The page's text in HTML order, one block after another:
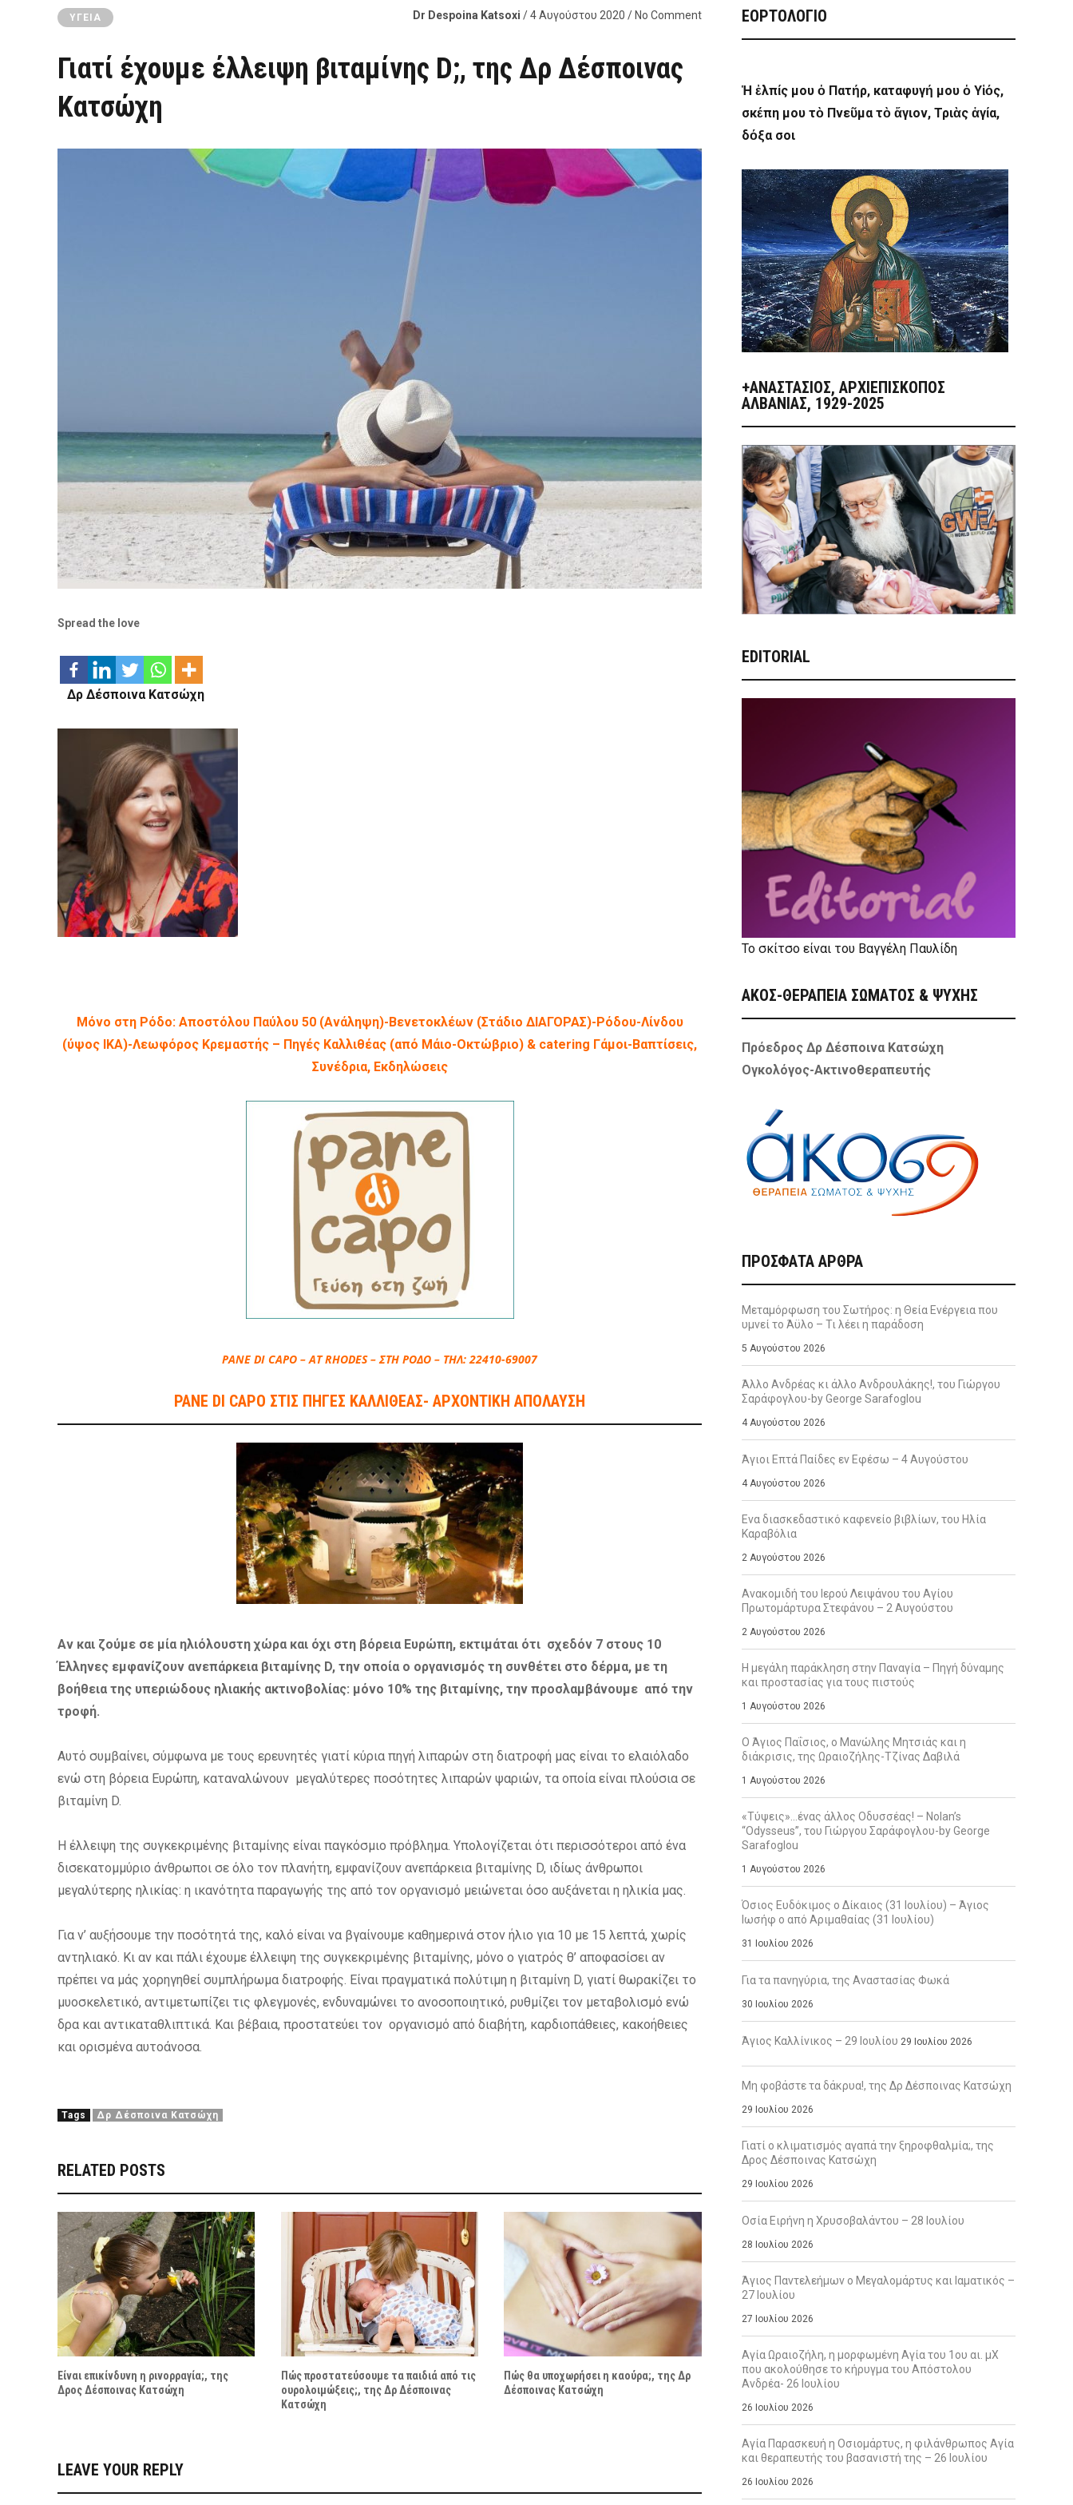
ΥΓΕΊΑ Dr Despoina Katsoxi / 4 Αυγούστου 2020 / No Comment
Γιατί έχουμε έλλειψη βιταμίνης D;, της Δρ Δέσποινας
Κατσώχη
Spread the love
Δρ Δέσποινα Κατσώχη
Μόνο στη Ρόδο: Αποστόλου Παύλου 50 (Ανάληψη)-Βενετοκλέων (Στάδιο ΔΙΑΓΟΡΑΣ)-Ρόδου-Λίνδου
(ύψος ΙΚΑ)-Λεωφόρος Κρεμαστής – Πηγές Καλλιθέας (από Μάιο-Οκτώβριο) & catering Γάμοι-Βαπτίσεις,
Συνέδρια, Εκδηλώσεις
PANE DI CAPO – AT RHODES – ΣΤΗ ΡΟΔΟ – ΤΗΛ: 22410-69007
PANE DI CAPO ΣΤΙΣ ΠΗΓΕΣ ΚΑΛΛΙΘΕΑΣ- ΑΡΧΟΝΤΙΚΗ ΑΠΟΛΑΥΣΗ
Αν και ζούμε σε μία ηλιόλουστη χώρα και όχι στη βόρεια Ευρώπη, εκτιμάται ότι σχεδόν 7 στους 10
Έλληνες εμφανίζουν ανεπάρκεια βιταμίνης D, την οποία ο οργανισμός τη συνθέτει στο δέρμα, με τη
βοήθεια της υπεριώδους ηλιακής ακτινοβολίας: μόνο 10% της βιταμίνης, την προσλαμβάνουμε από την
τροφή.
Αυτό συμβαίνει, σύμφωνα με τους ερευνητές γιατί κύρια πηγή λιπαρών στη διατροφή μας είναι το ελαιόλαδο
ενώ στη βόρεια Ευρώπη, καταναλώνουν μεγαλύτερες ποσότητες λιπαρών ψαριών, τα οποία είναι πλούσια σε
βιταμίνη D.
Η έλλειψη της συγκεκριμένης βιταμίνης είναι παγκόσμιο πρόβλημα. Υπολογίζεται ότι περισσότεροι από ένα
δισεκατομμύριο άνθρωποι σε όλο τον πλανήτη, εμφανίζουν ανεπάρκεια βιταμίνης D, ιδίως άνθρωποι
μεγαλύτερης ηλικίας: η ικανότητα παραγωγής της από τον οργανισμό μειώνεται όσο αυξάνεται η ηλικία μας.
Για ν’ αυξήσουμε την ποσότητά της, καλό είναι να βγαίνουμε καθημερινά στον ήλιο για 10 με 15 λεπτά, χωρίς
αντηλιακό. Κι αν και πάλι έχουμε έλλειψη της συγκεκριμένης βιταμίνης, μόνο ο γιατρός θ’ αποφασίσει αν
πρέπει να μάς χορηγηθεί συμπλήρωμα διατροφής. Είναι πραγματικά πολύτιμη η βιταμίνη D, γιατί θωρακίζει το
μυοσκελετικό, αντιμετωπίζει τις φλεγμονές, ενδυναμώνει το ανοσοποιητικό, ρυθμίζει τον μεταβολισμό ενώ
δρα και αντικαταθλιπτικά. Και βέβαια, προστατεύει τον οργανισμό από διαβήτη, καρδιοπάθειες, κακοήθειες
και ορισμένα αυτοάνοσα.
Tags Δρ Δέσποινα Κατσώχη
RELATED POSTS
Είναι επικίνδυνη η ρινορραγία;, της
Δρος Δέσποινας Κατσώχη
Πώς προστατεύσουμε τα παιδιά από τις
ουρολοιμώξεις;, της Δρ Δέσποινας
Κατσώχη
Πώς θα υποχωρήσει η καούρα;, της Δρ
Δέσποινας Κατσώχη
LEAVE YOUR REPLY
ΕΟΡΤΟΛΟΓΙΟ
Ἡ ἐλπίς μου ὁ Πατήρ, καταφυγή μου ὁ Υἱός,
σκέπη μου τὸ Πνεῦμα τὸ ἅγιον, Τριὰς ἁγία,
δόξα σοι
+ΑΝΑΣΤΆΣΙΟΣ, ΑΡΧΙΕΠΊΣΚΟΠΟΣ
ΑΛΒΑΝΊΑΣ, 1929-2025
EDITORIAL
Το σκίτσο είναι του Βαγγέλη Παυλίδη
ΑΚΟΣ-ΘΕΡΑΠΕΙΑ ΣΩΜΑΤΟΣ & ΨΥΧΗΣ
Πρόεδρος Δρ Δέσποινα Κατσώχη
Ογκολόγος-Ακτινοθεραπευτής
ΠΡΌΣΦΑΤΑ ΆΡΘΡΑ
Μεταμόρφωση του Σωτήρος: η Θεία Ενέργεια που
υμνεί το Άϋλο – Τι λέει η παράδοση
5 Αυγούστου 2026
Άλλο Ανδρέας κι άλλο Ανδρουλάκης!, του Γιώργου
Σαράφογλου-by George Sarafoglou
4 Αυγούστου 2026
Άγιοι Επτά Παίδες εν Εφέσω – 4 Αυγούστου
4 Αυγούστου 2026
Ενα διασκεδαστικό καφενείο βιβλίων, του Ηλία
Καραβόλια
2 Αυγούστου 2026
Ανακομιδή του Ιερού Λειψάνου του Αγίου
Πρωτομάρτυρα Στεφάνου – 2 Αυγούστου
2 Αυγούστου 2026
Η μεγάλη παράκληση στην Παναγία – Πηγή δύναμης
και προστασίας για τους πιστούς
1 Αυγούστου 2026
Ο Άγιος Παΐσιος, ο Μανώλης Μητσιάς και η
διάκρισις, της Ωραιοζήλης-Τζίνας Δαβιλά
1 Αυγούστου 2026
«Τύψεις»…ένας άλλος Οδυσσέας! – Nolan’s
“Odysseus”, του Γιώργου Σαράφογλου-by George
Sarafoglou
1 Αυγούστου 2026
Όσιος Ευδόκιμος ο Δίκαιος (31 Ιουλίου) – Άγιος
Ιωσήφ ο από Αριμαθαίας (31 Ιουλίου)
31 Ιουλίου 2026
Για τα πανηγύρια, της Αναστασίας Φωκά
30 Ιουλίου 2026
Άγιος Καλλίνικος – 29 Ιουλίου 29 Ιουλίου 2026
Μη φοβάστε τα δάκρυα!, της Δρ Δέσποινας Κατσώχη
29 Ιουλίου 2026
Γιατί ο κλιματισμός αγαπά την ξηροφθαλμία;, της
Δρος Δέσποινας Κατσώχη
29 Ιουλίου 2026
Οσία Ειρήνη η Χρυσοβαλάντου – 28 Ιουλίου
28 Ιουλίου 2026
Άγιος Παντελεήμων ο Μεγαλομάρτυς και Ιαματικός –
27 Ιουλίου
27 Ιουλίου 2026
Αγία Ωραιοζήλη, η μορφωμένη Αγία του 1ου αι. μΧ
που ακολούθησε το κήρυγμα του Απόστολου
Ανδρέα- 26 Ιουλίου
26 Ιουλίου 2026
Αγία Παρασκευή η Οσιομάρτυς, η φιλάνθρωπος Αγία
και θεραπευτής του βασανιστή της – 26 Ιουλίου
26 Ιουλίου 2026